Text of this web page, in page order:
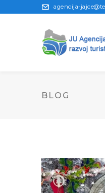
agencija-
BLOG